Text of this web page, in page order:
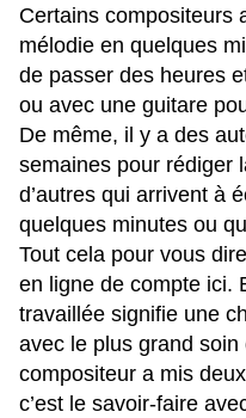
Certains compositeurs
mélodie en quelques
de passer des heures
ou avec une guitare
De même, il y a des
semaines pour rédiger
d’autres qui arrivent à
quelques minutes ou
Tout cela pour vous
en ligne de compte ici.
travaillée signifie une
avec le plus grand
compositeur a mis
c’est le savoir-faire